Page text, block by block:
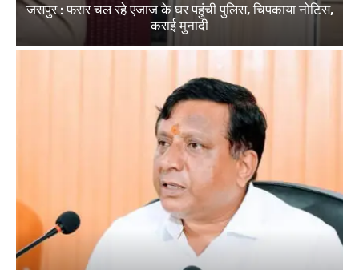
जसपुर : फरार चल रहे एजाज के घर पहुंची पुलिस, चिपकाया नोटिस,
कराई मुनादी